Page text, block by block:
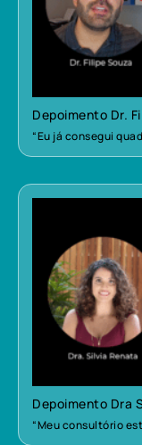
Depoimento Dr.
“Eu já consegui
Depoimento Dra
“Meu consultório